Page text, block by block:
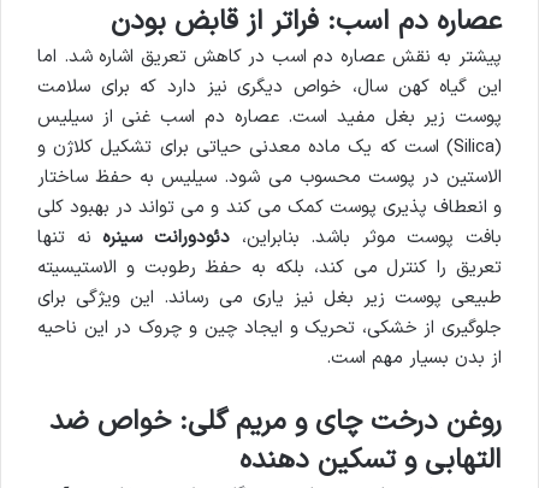
عصاره دم اسب: فراتر از قابض بودن
پیشتر به نقش عصاره دم اسب در کاهش تعریق اشاره شد. اما
این گیاه کهن سال، خواص دیگری نیز دارد که برای سلامت
پوست زیر بغل مفید است. عصاره دم اسب غنی از سیلیس
(Silica) است که یک ماده معدنی حیاتی برای تشکیل کلاژن و
الاستین در پوست محسوب می شود. سیلیس به حفظ ساختار
و انعطاف پذیری پوست کمک می کند و می تواند در بهبود کلی
بافت پوست موثر باشد. بنابراین،دئودورانت سینرهنه تنها
تعریق را کنترل می کند، بلکه به حفظ رطوبت و الاستیسیته
طبیعی پوست زیر بغل نیز یاری می رساند. این ویژگی برای
جلوگیری از خشکی، تحریک و ایجاد چین و چروک در این ناحیه
از بدن بسیار مهم است.
روغن درخت چای و مریم گلی: خواص ضد
التهابی و تسکین دهنده